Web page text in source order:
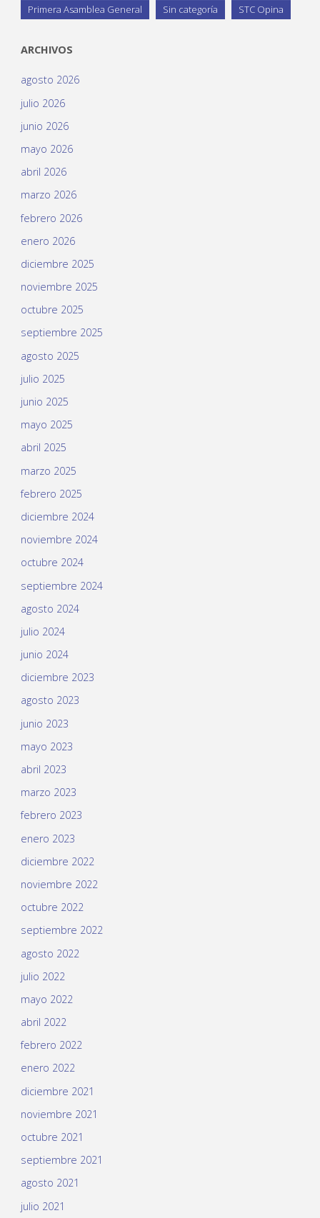
Primera Asamblea General Sin categoría STC Opina
ARCHIVOS
agosto 2026
julio 2026
junio 2026
mayo 2026
abril 2026
marzo 2026
febrero 2026
enero 2026
diciembre 2025
noviembre 2025
octubre 2025
septiembre 2025
agosto 2025
julio 2025
junio 2025
mayo 2025
abril 2025
marzo 2025
febrero 2025
diciembre 2024
noviembre 2024
octubre 2024
septiembre 2024
agosto 2024
julio 2024
junio 2024
diciembre 2023
agosto 2023
junio 2023
mayo 2023
abril 2023
marzo 2023
febrero 2023
enero 2023
diciembre 2022
noviembre 2022
octubre 2022
septiembre 2022
agosto 2022
julio 2022
mayo 2022
abril 2022
febrero 2022
enero 2022
diciembre 2021
noviembre 2021
octubre 2021
septiembre 2021
agosto 2021
julio 2021